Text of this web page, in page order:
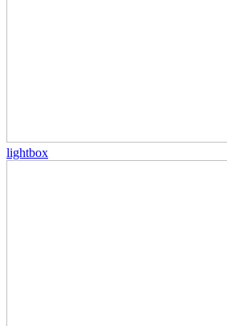
lightbox